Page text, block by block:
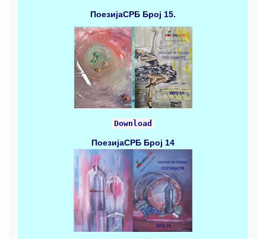
ПоезијаСРБ Број 15.
Download
ПоезијаСРБ Број 14